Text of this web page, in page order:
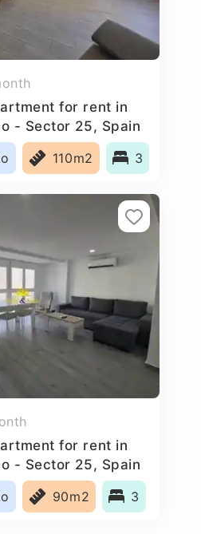
for rent in
- Sector 25, Spain
110m2 3
for rent in
- Sector 25, Spain
90m2 3